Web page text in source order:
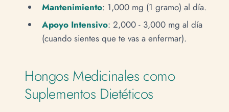
Mantenimiento: 1,000 mg (1 gramo) al día.
Apoyo Intensivo: 2,000 - 3,000 mg al día
(cuando sientes que te vas a enfermar).
Hongos Medicinales como
Suplementos Dietéticos